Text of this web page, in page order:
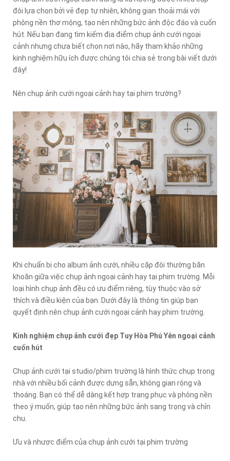
đôi lựa chọn bởi vẻ đẹp tự nhiên, không gian thoải mái với
phông nền thơ mộng, tạo nên những bức ảnh độc đáo và cuốn
hút. Nếu bạn đang tìm kiếm địa điểm chụp ảnh cưới ngoại
cảnh nhưng chưa biết chọn nơi nào, hãy tham khảo những
kinh nghiệm hữu ích được chúng tôi chia sẻ trong bài viết dưới
đây!
Nên chụp ảnh cưới ngoại cảnh hay tại phim trường?
Khi chuẩn bị cho album ảnh cưới, nhiều cặp đôi thường băn
khoăn giữa việc chụp ảnh ngoại cảnh hay tại phim trường. Mỗi
loại hình chụp ảnh đều có ưu điểm riêng, tùy thuộc vào sở
thích và điều kiện của bạn. Dưới đây là thông tin giúp bạn
quyết định nên chụp ảnh cưới ngoại cảnh hay phim trường.
Kinh nghiệm chụp ảnh cưới đẹp Tuy Hòa Phú Yên ngoại cảnh
cuốn hút
Chụp ảnh cưới tại studio/phim trường là hình thức chụp trong
nhà với nhiều bối cảnh được dựng sẵn, không gian rộng và
thoáng. Bạn có thể dễ dàng kết hợp trang phục và phông nền
theo ý muốn, giúp tạo nên những bức ảnh sang trọng và chỉn
chu.
Ưu và nhược điểm của chụp ảnh cưới tại phim trường